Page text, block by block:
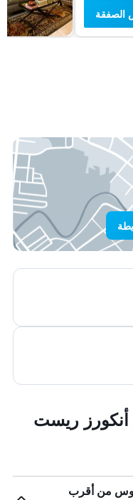
أنكورز ريست
من أقرب